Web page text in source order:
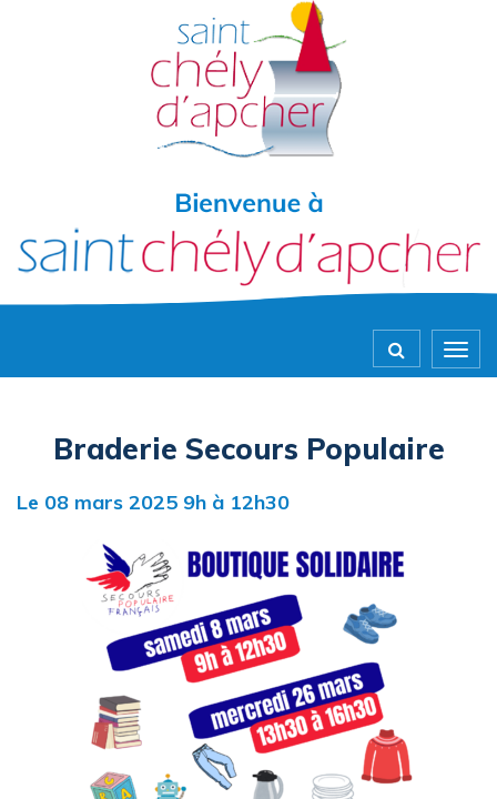
Braderie Secours Populaire
Le 08 mars 2025 9h à 12h30